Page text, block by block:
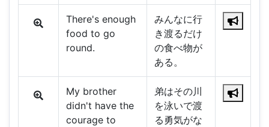
There's enough
food to go
round.
みんなに行
き渡るだけ
の食べ物が
ある。
My brother
didn't have the
courage to
弟はその川
を泳いで渡
る勇気がな